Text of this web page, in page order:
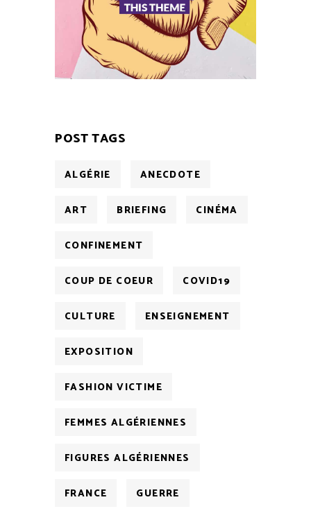
POST TAGS
ALGÉRIE ANECDOTE
ART BRIEFING CINÉMA
CONFINEMENT
COUP DE COEUR COVID19
CULTURE ENSEIGNEMENT
EXPOSITION
FASHION VICTIME
FEMMES ALGÉRIENNES
FIGURES ALGÉRIENNES
FRANCE GUERRE